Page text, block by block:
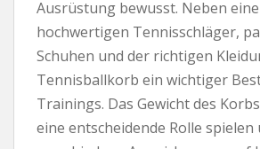
Ausrüstung bewusst. Neben
hochwertigen Tennisschläger,
Schuhen und der richtigen
Tennisballkorb ein wichtiger
Trainings. Das Gewicht des
eine entscheidende Rolle spielen